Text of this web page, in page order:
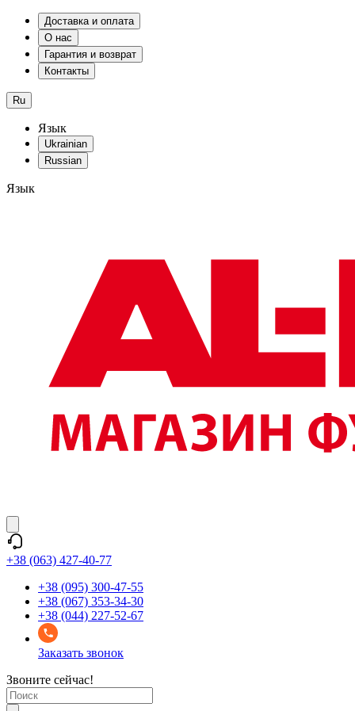
Доставка и оплата
О нас
Гарантия и возврат
Контакты
Ru
Язык
Ukrainian
Russian
Язык
+38 (063) 427-40-77
+38 (095) 300-47-55
+38 (067) 353-34-30
+38 (044) 227-52-67
Заказать звонок
Звоните сейчас!